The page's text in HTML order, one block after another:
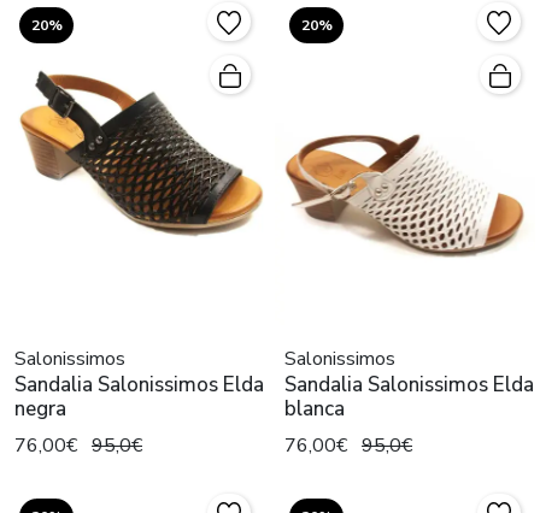
20%
Salonissimos
Sandalia Salonissimos Elda
negra
76,00€ 95,0€
20%
Salonissimos
Sandalia Salonissimos Elda
blanca
76,00€ 95,0€